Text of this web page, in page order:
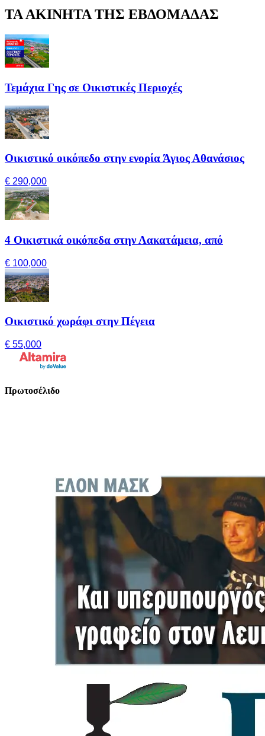
ΤΑ ΑΚΙΝΗΤΑ ΤΗΣ ΕΒΔΟΜΑΔΑΣ
Τεμάχια Γης σε Οικιστικές Περιοχές
Οικιστικό οικόπεδο στην ενορία Άγιος Αθανάσιος
€ 290,000
4 Οικιστικά οικόπεδα στην Λακατάμεια, από
€ 100,000
Οικιστικό χωράφι στην Πέγεια
€ 55,000
Πρωτοσέλιδο